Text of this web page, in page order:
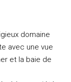
domaine
avec une vue
et la baie de